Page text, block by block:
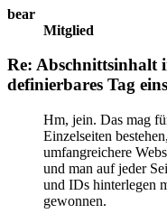
bear
Mitglied
Re: Abschnittsinhalt
definierbares Tag
Hm, jein. Das mag
Einzelseiten
umfangreichere
und man auf jeder
und IDs hinterlegen
gewonnen.